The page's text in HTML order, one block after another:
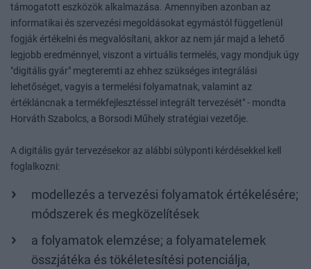
támogatott eszközök alkalmazása. Amennyiben azonban az
informatikai és szervezési megoldásokat egymástól függetlenül
fogják értékelni és megvalósítani, akkor az nem jár majd a lehető
legjobb eredménnyel, viszont a virtuális termelés, vagy mondjuk úgy
"digitális gyár" megteremti az ehhez szükséges integrálási
lehetőséget, vagyis a termelési folyamatnak, valamint az
értékláncnak a termékfejlesztéssel integrált tervezését" - mondta
Horváth Szabolcs, a Borsodi Műhely stratégiai vezetője.
A digitális gyár tervezésekor az alábbi súlyponti kérdésekkel kell
foglalkozni:
modellezés a tervezési folyamatok értékelésére;
módszerek és megközelítések
a folyamatok elemzése; a folyamatelemek
összjátéka és tökéletesítési potenciálja,